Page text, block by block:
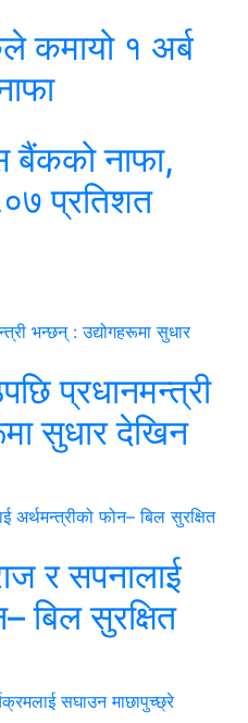
कमायो १ अर्ब
बैंकको नाफा,
प्रतिशत
प्रधानमन्त्री
सुधार देखिन
र सपनालाई
बिल सुरक्षित